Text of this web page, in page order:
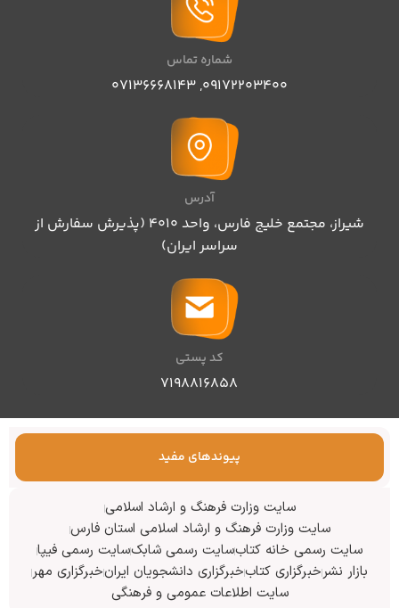
شماره تماس
09172203400
,
07136668143
آدرس
شیراز، مجتمع خلیج فارس، واحد ۴۰۱۰ (پذیرش سفارش از
سراسر ایران)
کد پستی
۷۱۹۸۸۱۶۸۵۸
پیوندهای مفید
سایت وزارت فرهنگ و ارشاد اسلامی
سایت وزارت فرهنگ و ارشاد اسلامی استان فارس
سایت رسمی خانه کتابسایت رسمی شابکسایت رسمی فیپا
بازار نشرخبرگزاری کتابخبرگزاری دانشجویان ایرانخبرگزاری مهر
سایت اطلاعات عمومی و فرهنگی